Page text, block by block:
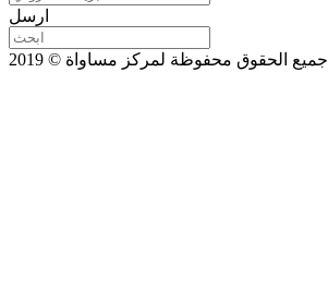
ارسل
جميع الحقوق محفوظة لمركز مساواة © 2019